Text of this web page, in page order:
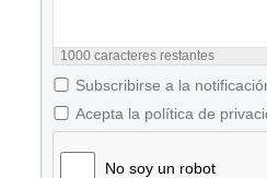
1000 caracteres restantes
Subscribirse a la
Acepta la política de
No soy un robot